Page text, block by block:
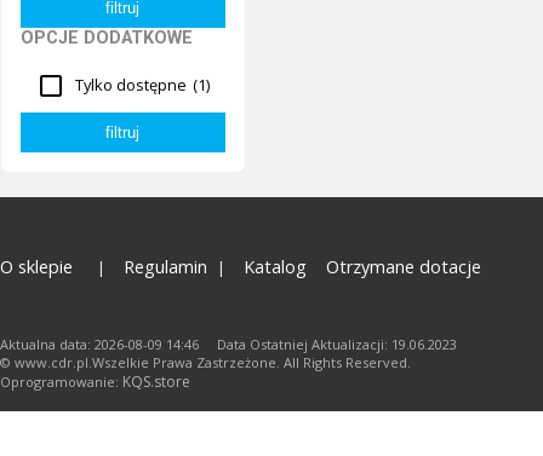
OPCJE DODATKOWE
Tylko dostępne (1)
O sklepie Regulamin Katalog Otrzymane dotacje
Aktualna data: 2026-08-09 14:46 Data Ostatniej Aktualizacji: 19.06.2023
© www.cdr.pl.Wszelkie Prawa Zastrzeżone. All Rights Reserved.
Oprogramowanie: KQS.store